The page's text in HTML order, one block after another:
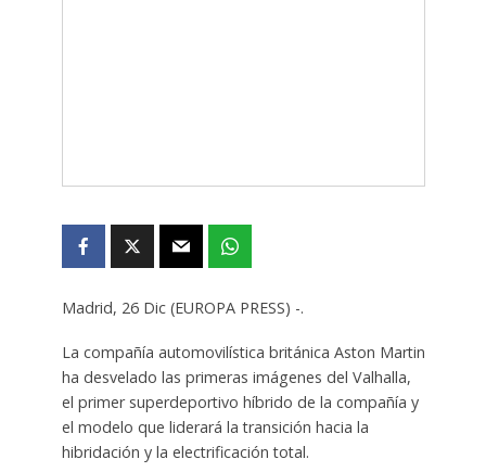
Madrid, 26 Dic (EUROPA PRESS) -.
La compañía automovilística británica Aston Martin
ha desvelado las primeras imágenes del Valhalla,
el primer superdeportivo híbrido de la compañía y
el modelo que liderará la transición hacia la
hibridación y la electrificación total.